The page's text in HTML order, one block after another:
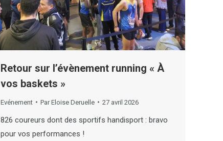
Retour sur l’évènement running « À
vos baskets »
Evénement ParEloise Deruelle 27 avril 2026
826 coureurs dont des sportifs handisport : bravo
pour vos performances !